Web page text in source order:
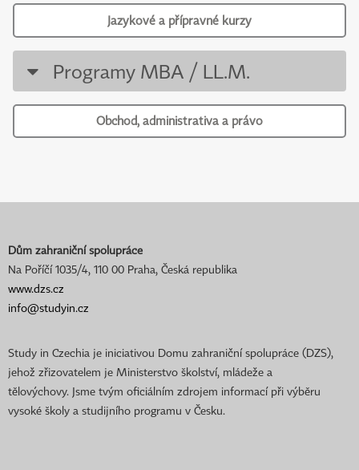
Jazykové a přípravné kurzy
Programy MBA / LL.M.
Obchod, administrativa a právo
Dům zahraniční spolupráce
Na Poříčí 1035/4, 110 00 Praha, Česká republika
www.dzs.cz
info@studyin.cz
Study in Czechia je iniciativou Domu zahraniční spolupráce (DZS),
jehož zřizovatelem je Ministerstvo školství, mládeže a
tělovýchovy. Jsme tvým oficiálním zdrojem informací při výběru
vysoké školy a studijního programu v Česku.